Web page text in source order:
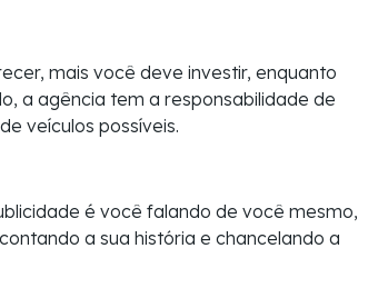
mais você deve investir, enquanto
a agência tem a responsabilidade de
veículos possíveis.
é você falando de você mesmo,
a sua história e chancelando a